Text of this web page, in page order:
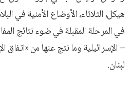
هيكل، الثلاثاء، الأوضاع الأمنية في
في المرحلة المقبلة في ضوء نتائج
– الإسرائيلية وما نتج عنها من «اتفاق
لبنان.